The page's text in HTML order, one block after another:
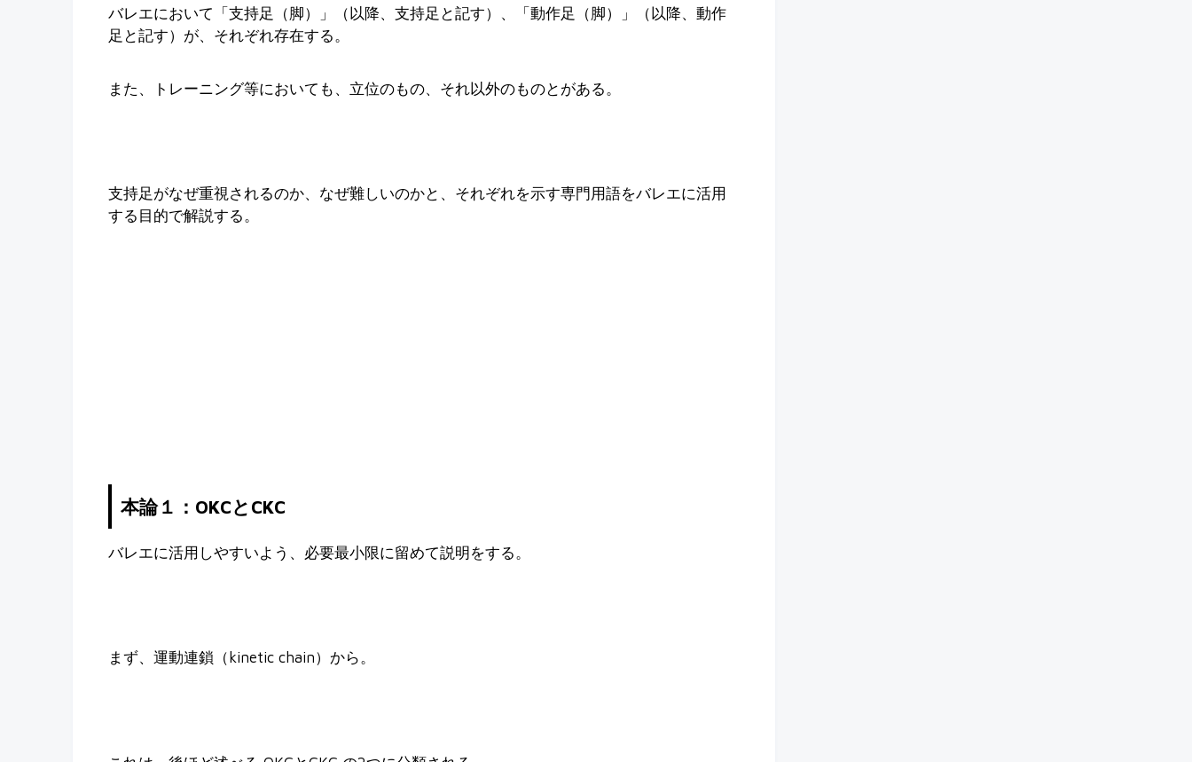
バレエにおいて「支持足（脚）」（以降、支持足と記す）、「動作足（脚）」（以降、動作
足と記す）が、それぞれ存在する。
また、トレーニング等においても、立位のもの、それ以外のものとがある。
支持足がなぜ重視されるのか、なぜ難しいのかと、それぞれを示す専門用語をバレエに活用
する目的で解説する。
本論１：OKCとCKC
バレエに活用しやすいよう、必要最小限に留めて説明をする。
まず、運動連鎖（kinetic chain）から。